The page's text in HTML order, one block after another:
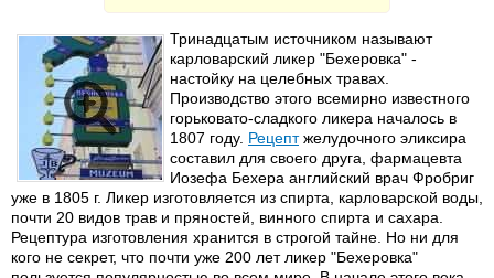
Тринадцатым источником называют
карловарский ликер "Бехеровка" -
настойку на целебных травах.
Производство этого всемирно известного
горьковато-сладкого ликера началось в
1807 году. Рецептжелудочного эликсира
составил для своего друга, фармацевта
Иозефа Бехера английский врач Фробриг
уже в 1805 г. Ликер изготовляется из спирта, карловарской воды,
почти 20 видов трав и пряностей, винного спирта и сахара.
Рецептура изготовления хранится в строгой тайне. Но ни для
кого не секрет, что почти уже 200 лет ликер "Бехеровка"